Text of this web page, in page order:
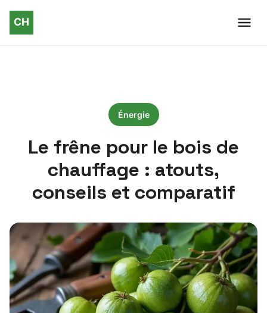
Énergie
Le frêne pour le bois de
chauffage : atouts,
conseils et comparatif